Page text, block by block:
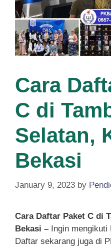
Cara
C di
Selatan,
Bekasi
January 9, 2023 by
Cara Daftar Paket C di
Bekasi – Ingin mengikuti
Daftar sekarang juga di